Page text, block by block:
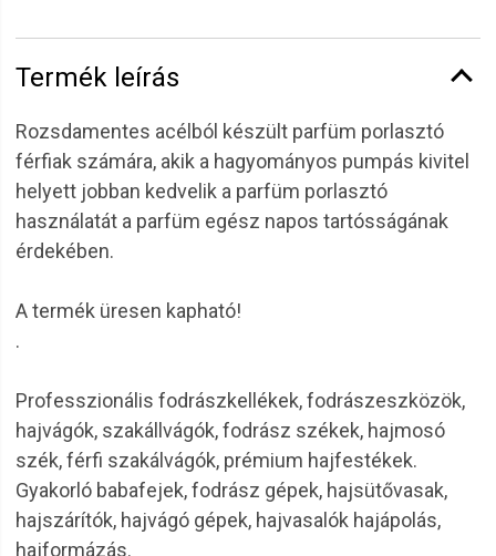
Termék leírás
Rozsdamentes acélból készült parfüm porlasztó
férfiak számára, akik a hagyományos pumpás kivitel
helyett jobban kedvelik a parfüm porlasztó
használatát a parfüm egész napos tartósságának
érdekében.
A termék üresen kapható!
.
Professzionális fodrászkellékek, fodrászeszközök,
hajvágók, szakállvágók, fodrász székek, hajmosó
szék, férfi szakálvágók, prémium hajfestékek.
Gyakorló babafejek, fodrász gépek, hajsütővasak,
hajszárítók, hajvágó gépek, hajvasalók hajápolás,
hajformázás.